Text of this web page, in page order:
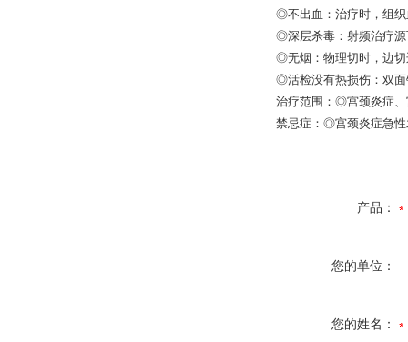
◎不出血：治疗时，组织
◎深层杀毒：射频治疗源
◎无烟：物理切时，边切
◎活检没有热损伤：双面
治疗范围：◎宫颈炎症
禁忌症：◎宫颈炎症急性
产品：
您的单位：
您的姓名：